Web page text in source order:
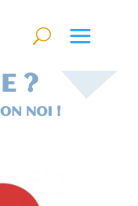
?
NOI !